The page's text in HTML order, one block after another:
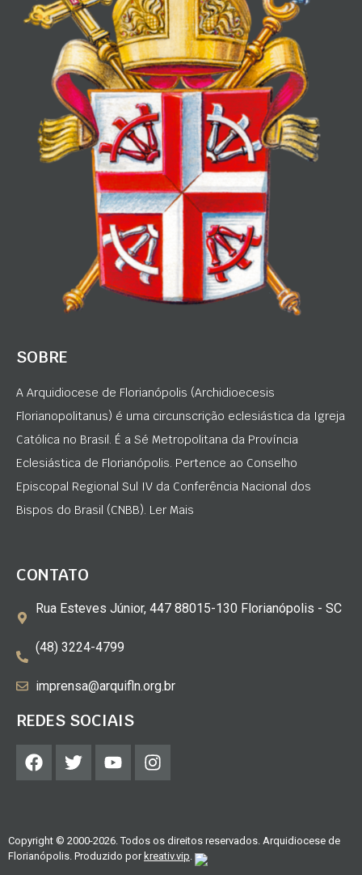
SOBRE
A Arquidiocese de Florianópolis (Archidioecesis
Florianopolitanus) é uma circunscrição eclesiástica da Igreja
Católica no Brasil. É a Sé Metropolitana da Província
Eclesiástica de Florianópolis. Pertence ao Conselho
Episcopal Regional Sul IV da Conferência Nacional dos
Bispos do Brasil (CNBB). Ler Mais
CONTATO
Rua Esteves Júnior, 447 88015-130 Florianópolis - SC
(48) 3224-4799
imprensa@arquifln.org.br
REDES SOCIAIS
Copyright © 2000-2026. Todos os direitos reservados. Arquidiocese de
Florianópolis. Produzido porkreativ.vip